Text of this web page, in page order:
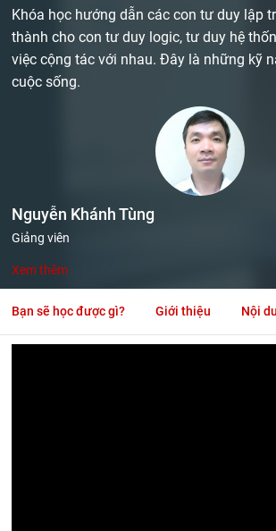
Khóa học hướng dẫn các con tư duy lập
thành cho con tư duy logic, tư duy hệ
việc cộng tác với nhau. Đây là những kỹ
cuộc sống.
Nguyễn Khánh Tùng
Giảng viên
Xem thêm
Bạn sẽ học được gì? Giới thiệu Nội